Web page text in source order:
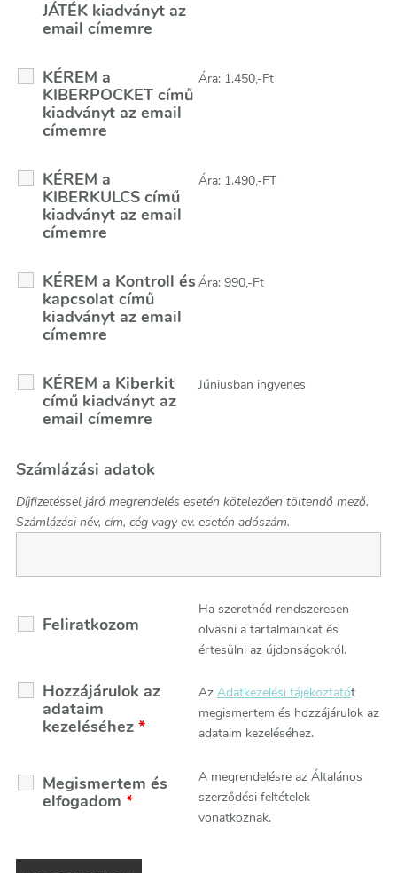
JÁTÉK kiadványt az
email címemre
KÉREM a
KIBERPOCKET című
kiadványt az email
címemre
Ára: 1.450,-Ft
KÉREM a
KIBERKULCS című
kiadványt az email
címemre
Ára: 1.490,-FT
KÉREM a Kontroll és
kapcsolat című
kiadványt az email
címemre
Ára: 990,-Ft
KÉREM a Kiberkit
című kiadványt az
email címemre
Júniusban ingyenes
Számlázási adatok
Díjfizetéssel járó megrendelés esetén kötelezően töltendő mező.
Számlázási név, cím, cég vagy ev. esetén adószám.
Feliratkozom
Ha szeretnéd rendszeresen
olvasni a tartalmainkat és
értesülni az újdonságokról.
Hozzájárulok az
adataim
kezeléséhez*
Az Adatkezelési tájékoztatót
megismertem és hozzájárulok az
adataim kezeléséhez.
Megismertem és
elfogadom*
A megrendelésre az Általános
szerződési feltételek
vonatkoznak.